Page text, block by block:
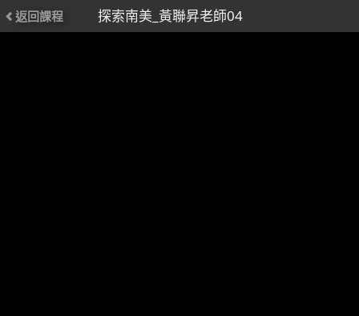
返回課程 探索南美_黃聯昇老師04